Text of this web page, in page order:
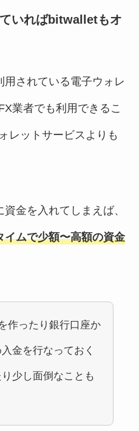
いればbitwalletもオ
されている電子ウォレ
業者でも利用できるこ
レットサービスよりも
金を入れてしまえば、
ムで少額〜高額の資金
作ったり銀行口座か
金を行なっておく
少し面倒なことも